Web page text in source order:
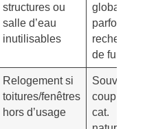
structures ou
salle d’eau
inutilisables
global,
parfois
recherche
de fuite
Relogement si
toitures/fenêtres
hors d’usage
Souvent
couplé à
cat.